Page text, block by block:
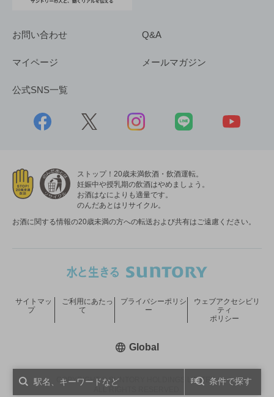
条件で探す
お問い合わせ Q&A
マイページ メールマガジン
公式SNS一覧
ストップ！20歳未満飲酒・飲酒運転。
妊娠中や授乳期の飲酒はやめましょう。
お酒はなによりも適量です。
のんだあとはリサイクル。
お酒に関する情報の20歳未満の方への転送および共有はご遠慮ください。
COPYRIGHT © SUNTORY HOLDINGS LIMITED.
サイトマッ
プ
ご利用にあたっ
て
プライバシーポリシ
ー
ウェブアクセシビリ
ティ
ポリシー
Global新しいウィンドウで開く